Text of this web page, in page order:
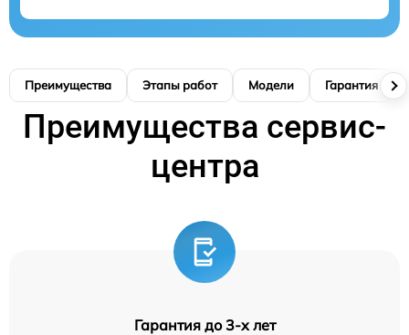
Преимущества Этапы работ Модели Гарантия
Преимущества сервис-
центра
Гарантия до 3-х лет